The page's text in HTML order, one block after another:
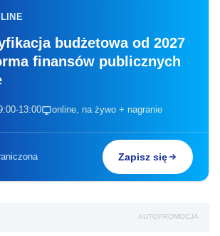
budżetowa od 2027
finansów publicznych
13:00 online, na żywo + nagranie
Zapisz się
AUTOPROMOCJA